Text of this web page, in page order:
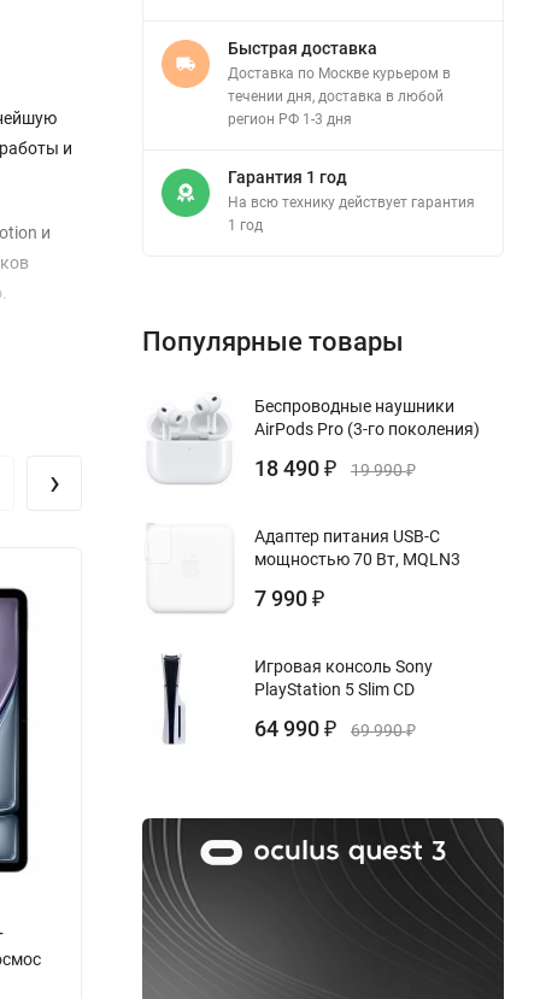
и
и
Apple iPad Air (M4, 2026) 11" Wi-Fi, 1 ТБ,
›
Быстрая доставка
Доставка по Москве курьером в
течении дня, доставка в любой
регион РФ 1-3 дня
Гарантия 1 год
На всю технику действует гарантия
1 год
Популярные товары
Беспроводные наушники
AirPods Pro (3-го поколения)
18 490 ₽ 19 990₽
Адаптер питания USB-C
мощностью 70 Вт, MQLN3
7 990 ₽
Игровая консоль Sony
PlayStation 5 Slim CD
64 990 ₽ 69 990₽